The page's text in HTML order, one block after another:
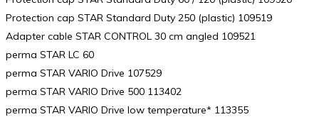
Protection cap STAR Standard Duty 250 (plastic) 109519
Adapter cable STAR CONTROL 30 cm angled 109521
perma STAR LC 60
perma STAR VARIO Drive 107529
perma STAR VARIO Drive 500 113402
perma STAR VARIO Drive low temperature* 113355